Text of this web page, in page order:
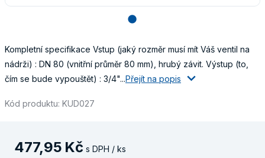
lens
Kompletní specifikace Vstup (jaký rozměr musí mít Váš ventil na
nádrži) : DN 80 (vnitřní průměr 80 mm), hrubý závit. Výstup (to,
čím se bude vypouštět) : 3/4"...Přejít na popis
Kód produktu: KUD027
477,95 Kč s DPH / ks